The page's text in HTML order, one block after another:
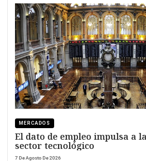
MERCADOS
El dato de empleo impulsa a
sector tecnológico
7 De Agosto De 2026